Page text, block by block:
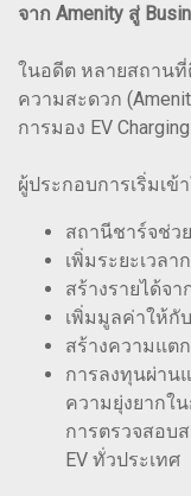
จาก Amenity สู่
ในอดีต หลายสถานที่
ความสะดวก
การมอง EV
ผู้ประกอบการเริ่มเข้
สถานีชาร์จช่ว
เพิ่มระยะเวลา
สร้างรายได้จ
เพิ่มมูลค่าให้กั
สร้างความแต
การลงทุนผ่าน
ความยุ่งยากใ
การตรวจสอบ
EV ทั่วประเทศ